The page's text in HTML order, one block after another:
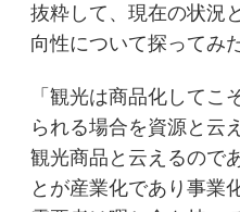
抜粋して、現在の状況
向性について探ってみ
「観光は商品化してこ
られる場合を資源と云
観光商品と云えるので
とが産業化であり事業